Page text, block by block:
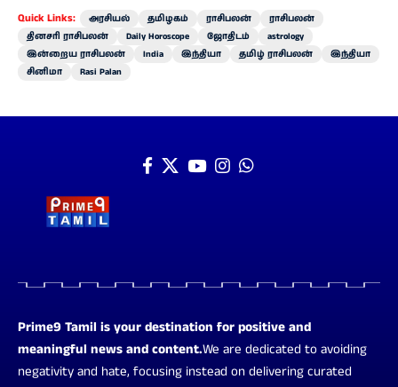
Quick Links: அரசியல் தமிழகம் ராசிபலன்
ராசிபலன்
தினசரி ராசிபலன்
Daily Horoscope ஜோதிடம்
astrology
இன்றைய ராசிபலன்
India இந்தியா தமிழ் ராசிபலன்
இந்தியா
சினிமா
Rasi Palan
Prime9 Tamil is your destination for positive and
meaningful news and content.We are dedicated to avoiding
negativity and hate, focusing instead on delivering curated